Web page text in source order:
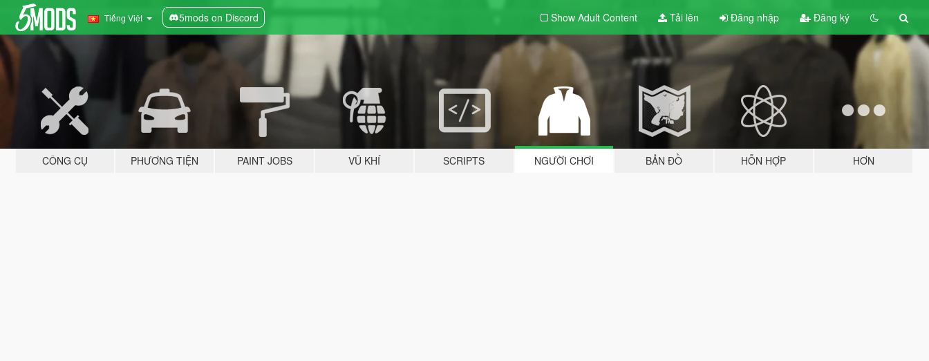
Tiếng Việt 5mods on Discord Show Adult Content Tải lên Đăng nhập Đăng ký
CÔNG CỤ PHƯƠNG TIỆN PAINT JOBS VŨ KHÍ SCRIPTS NGƯỜI CHƠI BẢN ĐỒ HỖN HỢP HƠN